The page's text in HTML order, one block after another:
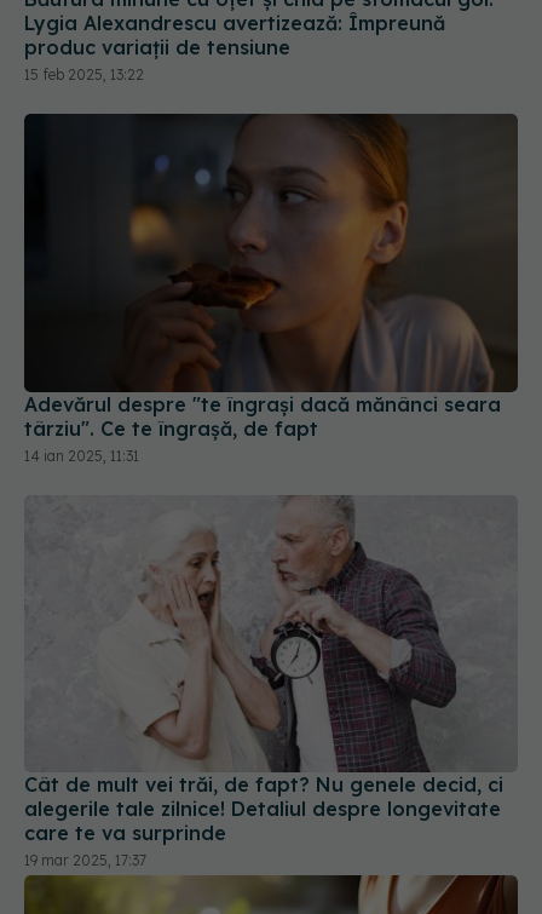
Adevărul despre "te îngrași dacă mănânci seara
târziu". Ce te îngrașă, de fapt
Cât de mult vei trăi, de fapt? Nu genele decid, ci
alegerile tale zilnice! Detaliul despre longevitate
care te va surprinde
19 mar 2025, 17:37